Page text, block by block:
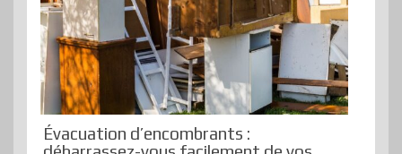
Évacuation d’encombrants :